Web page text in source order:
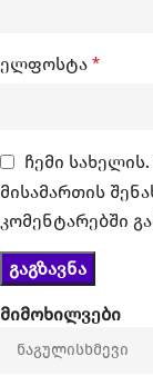
მიმოხილვები
ელფოსტა *
ჩემი
მისამართის
კომენტარებში